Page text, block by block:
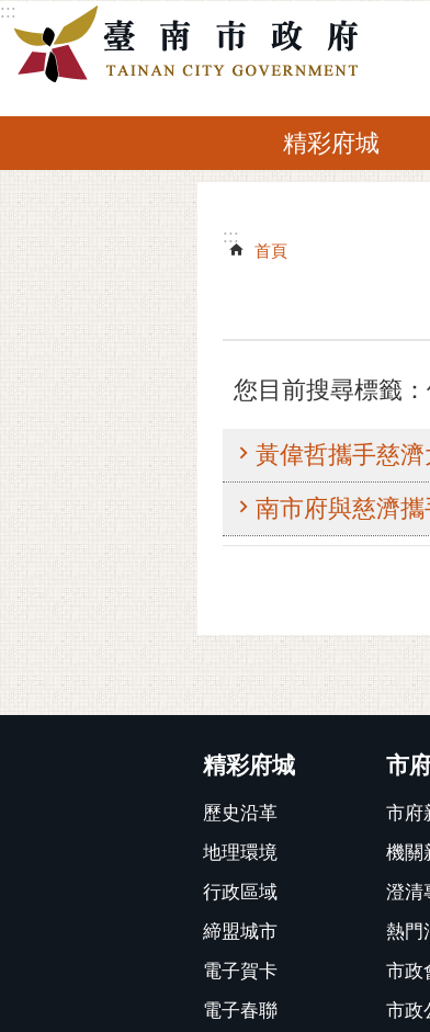
跳到主要內容區塊
:::
精彩府城
:::
:::
首頁
您目前搜尋標籤
黃偉哲攜手慈
南市府與慈濟
精彩府城
歷史沿革
地理環境
行政區域
締盟城市
電子賀卡
電子春聯
市
市府
機關
澄清
熱門
市政
市政